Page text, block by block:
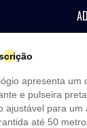
apresenta um
e pulseira
ajustável para um
até 50